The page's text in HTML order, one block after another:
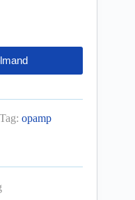
Tag: opamp